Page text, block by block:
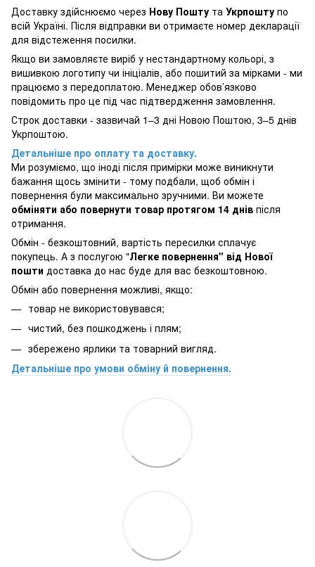
Доставку здійснюємо через Нову Пошту та Укрпошту по
всій Україні. Після відправки ви отримаєте номер декларації
для відстеження посилки.
Якщо ви замовляєте виріб у нестандартному кольорі, з
вишивкою логотипу чи ініціалів, або пошитий за мірками - ми
працюємо з передоплатою. Менеджер обов’язково
повідомить про це під час підтвердження замовлення.
Строк доставки - зазвичай 1–3 дні Новою Поштою, 3–5 днів
Укрпоштою.
Детальніше про оплату та доставку.
Ми розуміємо, що іноді після примірки може виникнути
бажання щось змінити - тому подбали, щоб обмін і
повернення були максимально зручними. Ви можете
обміняти або повернути товар протягом 14 днів після
отримання.
Обмін - безкоштовний, вартість пересилки сплачує
покупець. А з послугою "Легке повернення" від Нової
пошти доставка до нас буде для вас безкоштовною.
Обмін або повернення можливі, якщо:
товар не використовувався;
чистий, без пошкоджень і плям;
збережено ярлики та товарний вигляд.
Детальніше про умови обміну й повернення.